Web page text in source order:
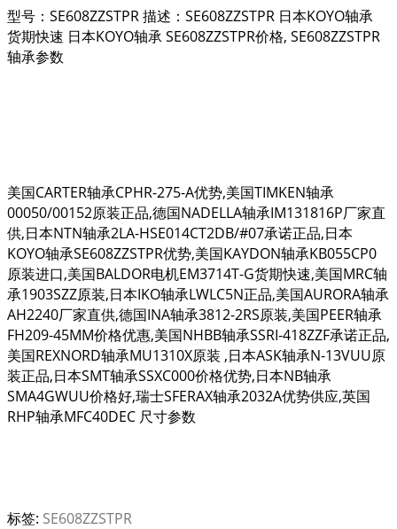
型号：SE608ZZSTPR 描述：SE608ZZSTPR 日本KOYO轴承
货期快速 日本KOYO轴承 SE608ZZSTPR价格, SE608ZZSTPR
轴承参数
美国CARTER轴承CPHR-275-A优势,美国TIMKEN轴承
00050/00152原装正品,德国NADELLA轴承IM131816P厂家直
供,日本NTN轴承2LA-HSE014CT2DB/#07承诺正品,日本
KOYO轴承SE608ZZSTPR优势,美国KAYDON轴承KB055CP0
原装进口,美国BALDOR电机EM3714T-G货期快速,美国MRC轴
承1903SZZ原装,日本IKO轴承LWLC5N正品,美国AURORA轴承
AH2240厂家直供,德国INA轴承3812-2RS原装,美国PEER轴承
FH209-45MM价格优惠,美国NHBB轴承SSRI-418ZZF承诺正品,
美国REXNORD轴承MU1310X原装 ,日本ASK轴承N-13VUU原
装正品,日本SMT轴承SSXC000价格优势,日本NB轴承
SMA4GWUU价格好,瑞士SFERAX轴承2032A优势供应,英国
RHP轴承MFC40DEC 尺寸参数
标签: SE608ZZSTPR